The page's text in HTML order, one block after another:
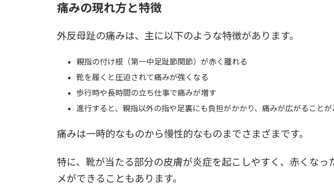
痛みの現れ方と特徴
外反母趾の痛みは、主に以下のような特徴があります。
親指の付け根（第一中足趾節関節）が赤く腫れる
靴を履くと圧迫されて痛みが強くなる
歩行時や長時間の立ち仕事で痛みが増す
進行すると、親指以外の指や足裏にも負担がかかり、痛みが広がることが
痛みは一時的なものから慢性的なものまでさまざまです。
特に、靴が当たる部分の皮膚が炎症を起こしやすく、赤くなっ
メができることもあります。